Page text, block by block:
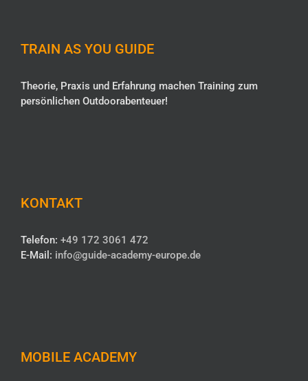
TRAIN AS YOU GUIDE
Theorie, Praxis und Erfahrung machen Training zum
persönlichen Outdoorabenteuer!
KONTAKT
Telefon: +49 172 3061 472
E-Mail: info@guide-academy-europe.de
MOBILE ACADEMY